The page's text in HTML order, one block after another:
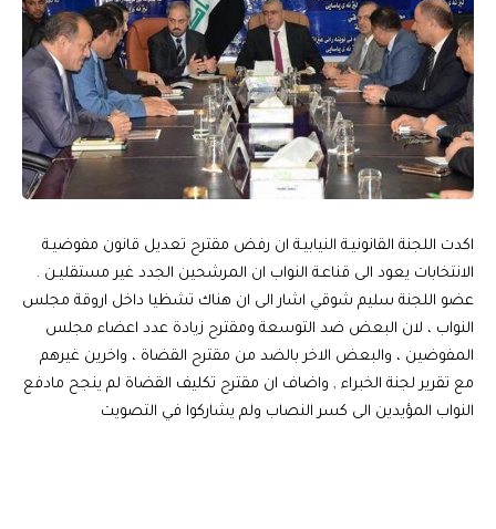
اكدت اللجنة القانونيـة النيابيـة ان رفض مقترح تعديل قانون مفوضيـة
الانتخابات يعود الى قناعـة النواب ان المرشحين الجدد غير مستقليـن .
عضو اللجنة سليم شوقي اشار الى ان هناك تشظيا داخل اروقة مجلس
النواب ، لان البعض ضد التوسعة ومقترح زيادة عدد اعضاء مجلس
المفوضين ، والبعض الاخر بالضد من مقترح القضاة ، واخرين غيرهم
مع تقرير لجنة الخبراء , واضاف ان مقترح تكليف القضاة لم ينجح مادفع
النواب المؤيدين الى كسر النصاب ولم يشاركوا في التصويت